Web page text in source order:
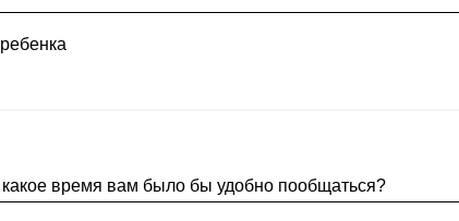
какое время вам было бы удобно пообщаться?